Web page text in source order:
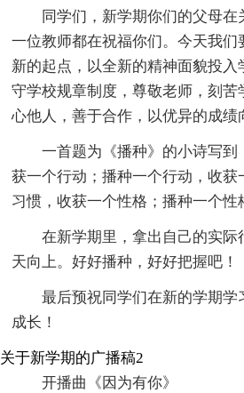
同学们，新学期你们的父母
一位教师都在祝福你们。今天我们
新的起点，以全新的精神面貌投入
守学校规章制度，尊敬老师，刻苦
心他人，善于合作，以优异的成绩
一首题为《播种》的小诗写到
获一个行动；播种一个行动，收获
习惯，收获一个性格；播种一个性
在新学期里，拿出自己的实际
天向上。好好播种，好好把握吧！
最后预祝同学们在新的学期学
成长！
关于新学期的广播稿2
开播曲《因为有你》